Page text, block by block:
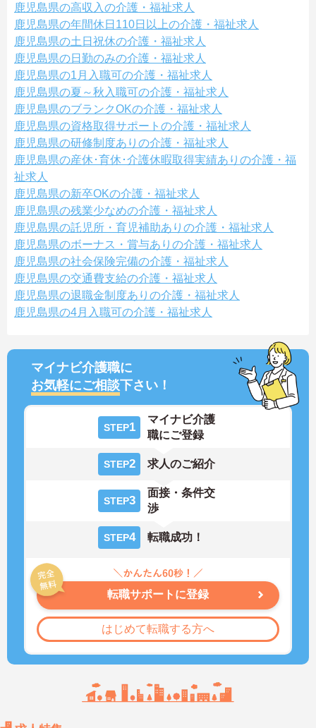
鹿児島県の高収入の介護・福祉求人
鹿児島県の年間休日110日以上の介護・福祉求人
鹿児島県の土日祝休の介護・福祉求人
鹿児島県の日勤のみの介護・福祉求人
鹿児島県の1月入職可の介護・福祉求人
鹿児島県の夏～秋入職可の介護・福祉求人
鹿児島県のブランクOKの介護・福祉求人
鹿児島県の資格取得サポートの介護・福祉求人
鹿児島県の研修制度ありの介護・福祉求人
鹿児島県の産休･育休･介護休暇取得実績ありの介護・福
祉求人
鹿児島県の新卒OKの介護・福祉求人
鹿児島県の残業少なめの介護・福祉求人
鹿児島県の託児所・育児補助ありの介護・福祉求人
鹿児島県のボーナス・賞与ありの介護・福祉求人
鹿児島県の社会保険完備の介護・福祉求人
鹿児島県の交通費支給の介護・福祉求人
鹿児島県の退職金制度ありの介護・福祉求人
鹿児島県の4月入職可の介護・福祉求人
マイナビ介護職に
お気軽にご相談下さい！
STEP1
マイナビ介護
職にご登録
STEP2 求人のご紹介
STEP3
面接・条件交
渉
STEP4 転職成功！
転職サポートに登録
はじめて転職する方へ